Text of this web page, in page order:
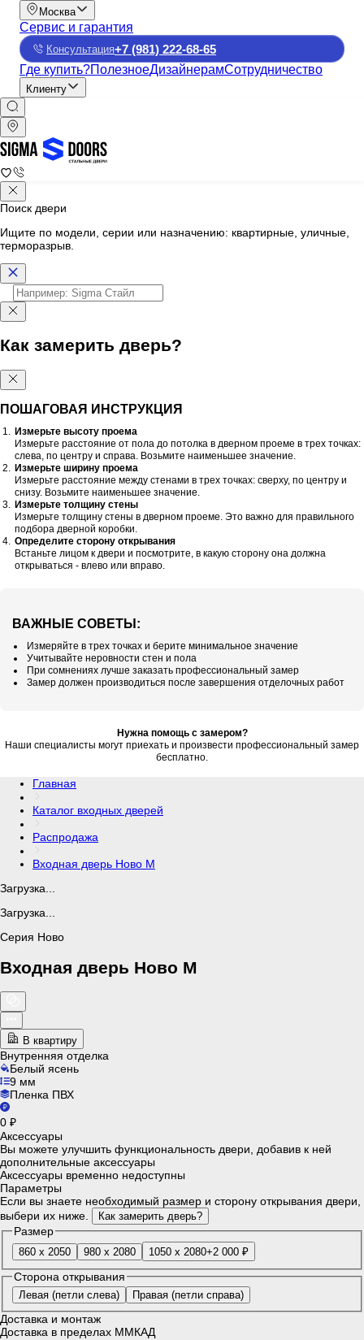
Москва
Сервис и гарантия
Консультация+7 (981) 222-68-65
Где купить?ПолезноеДизайнерамСотрудничество
Клиенту
Поиск двери
Ищите по модели, серии или назначению: квартирные, уличные,
терморазрыв.
Как замерить дверь?
ПОШАГОВАЯ ИНСТРУКЦИЯ
Измерьте высоту проема
Измерьте расстояние от пола до потолка в дверном проеме в трех точках:
слева, по центру и справа. Возьмите наименьшее значение.
Измерьте ширину проема
Измерьте расстояние между стенами в трех точках: сверху, по центру и
снизу. Возьмите наименьшее значение.
Измерьте толщину стены
Измерьте толщину стены в дверном проеме. Это важно для правильного
подбора дверной коробки.
Определите сторону открывания
Встаньте лицом к двери и посмотрите, в какую сторону она должна
открываться - влево или вправо.
ВАЖНЫЕ СОВЕТЫ:
Измеряйте в трех точках и берите минимальное значение
Учитывайте неровности стен и пола
При сомнениях лучше заказать профессиональный замер
Замер должен производиться после завершения отделочных работ
Нужна помощь с замером?
Наши специалисты могут приехать и произвести профессиональный замер
бесплатно.
Главная
Каталог входных дверей
Распродажа
Входная дверь Ново M
Загрузка...
Загрузка...
Серия Ново
Входная дверь Ново M
В квартиру
Внутренняя отделка
Белый ясень
9 мм
Пленка ПВХ
0 ₽
Аксессуары
Вы можете улучшить функциональность двери, добавив к ней
дополнительные аксессуары
Аксессуары временно недоступны
Параметры
Если вы знаете необходимый размер и сторону открывания двери,
выбери их ниже.
Как замерить дверь?
Размер
860 x 2050 980 x 2080 1050 x 2080+2 000 ₽
Сторона открывания
Левая (петли слева) Правая (петли справа)
Доставка и монтаж
Доставка в пределах ММКАД